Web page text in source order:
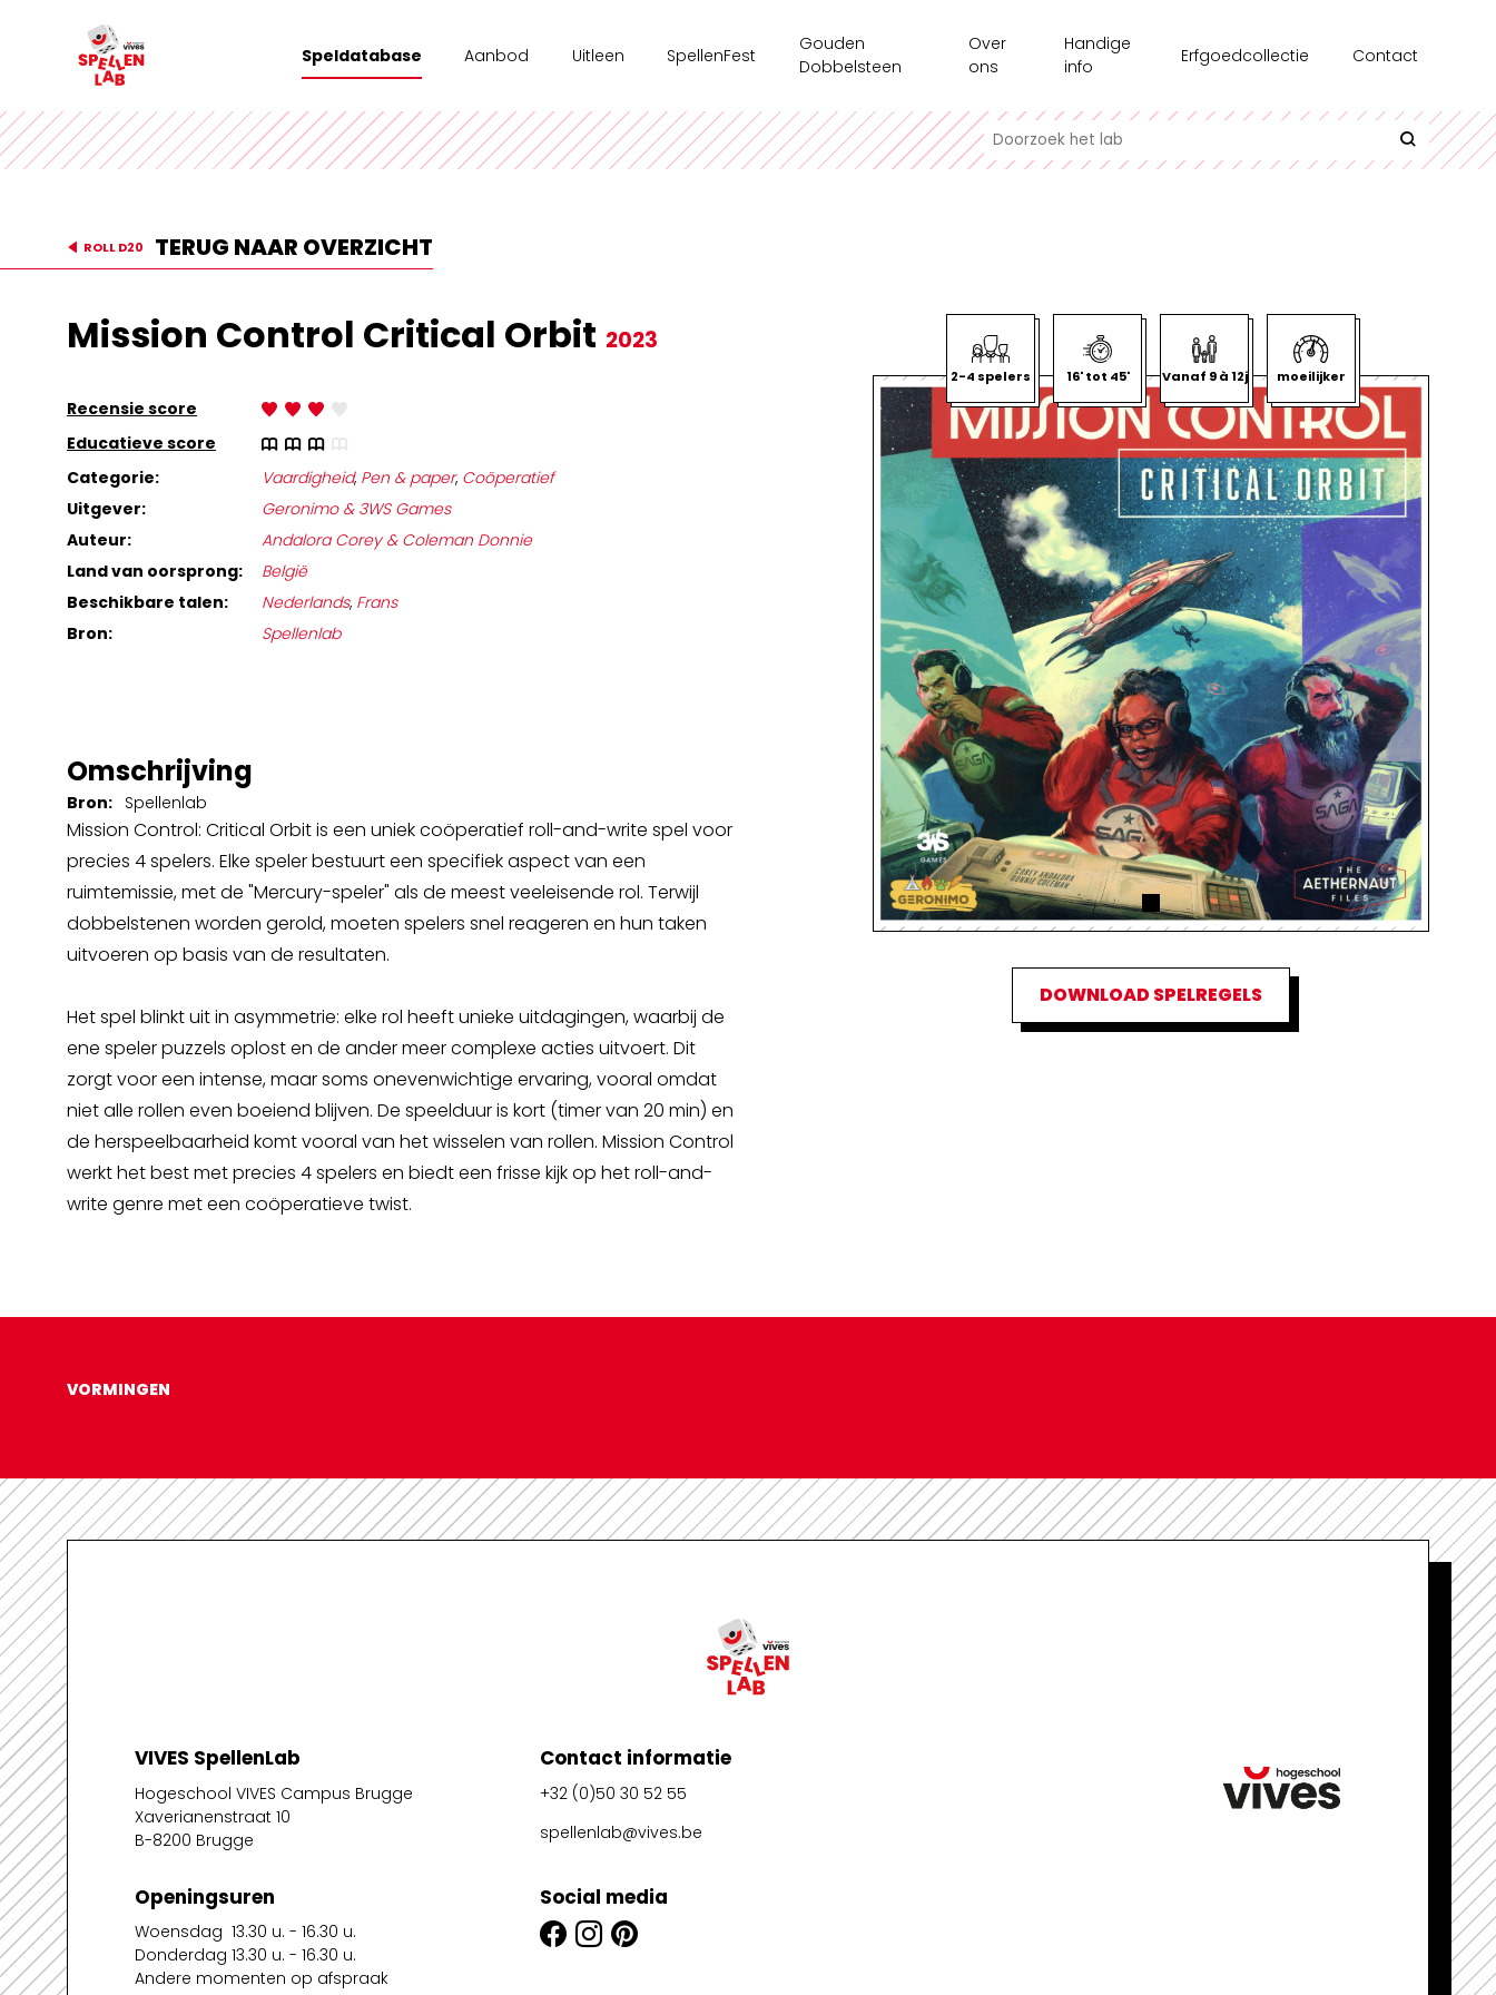
Speldatabase Aanbod
Workshops
Uitleen
Ouderenzorg
Spellenkoffer 'Ridders op Drakentocht'
Spellenkoffer executieve functies kleuter
Spellenkoffer STEM kleuter + onderbouw lager
Spellenkoffer STEM bovenbouw lager + 1ste graad secundair
SpellenFest
Gouden
Dobbelsteen
Over
ons
Geschiedenis
Spel op Maat
Magazine
Handige
info
Recensie-exemplaren
Interessante links
Historische informatie over spellen
Erfgoedcollectie Contact
ROLL D20 TERUG NAAR OVERZICHT
Mission Control Critical Orbit 2023
Recensie score
Educatieve score
Categorie:
Vaardigheid, Pen & paper, Coöperatief
Uitgever:
Geronimo & 3WS Games
Auteur:
Andalora Corey & Coleman Donnie
Land van oorsprong:
België
Beschikbare talen:
Nederlands, Frans
Bron:
Spellenlab
Omschrijving
Bron: Spellenlab
Mission Control: Critical Orbit is een uniek coöperatief roll-and-write spel voor
precies 4 spelers. Elke speler bestuurt een specifiek aspect van een
ruimtemissie, met de "Mercury-speler" als de meest veeleisende rol. Terwijl
dobbelstenen worden gerold, moeten spelers snel reageren en hun taken
uitvoeren op basis van de resultaten.
Het spel blinkt uit in asymmetrie: elke rol heeft unieke uitdagingen, waarbij de
ene speler puzzels oplost en de ander meer complexe acties uitvoert. Dit
zorgt voor een intense, maar soms onevenwichtige ervaring, vooral omdat
niet alle rollen even boeiend blijven. De speelduur is kort (timer van 20 min) en
de herspeelbaarheid komt vooral van het wisselen van rollen. Mission Control
werkt het best met precies 4 spelers en biedt een frisse kijk op het roll-and-
write genre met een coöperatieve twist.
2-4 spelers 16' tot 45' Vanaf 9 à 12j moeilijker
DOWNLOAD SPELREGELS
VORMINGEN
VIVES SpellenLab
Hogeschool VIVES Campus Brugge
Xaverianenstraat 10
B-8200 Brugge
Contact informatie
+32 (0)50 30 52 55
spellenlab@vives.be
Openingsuren
Woensdag 13.30 u. - 16.30 u.
Donderdag 13.30 u. - 16.30 u.
Andere momenten op afspraak
Social media